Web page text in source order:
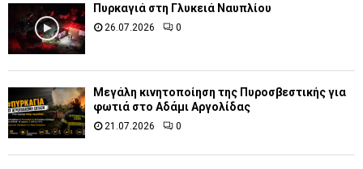
Πυρκαγιά στη Γλυκειά Ναυπλίου
26.07.2026 0
Μεγάλη κινητοποίηση της Πυροσβεστικής για
φωτιά στο Αδάμι Αργολίδας
21.07.2026 0